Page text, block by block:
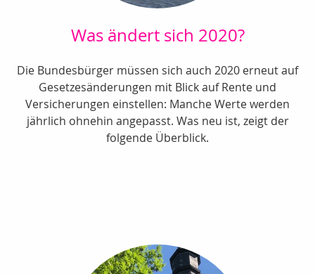
Was ändert sich 2020?
Die Bundesbürger müssen sich auch 2020 erneut auf
Gesetzesänderungen mit Blick auf Rente und
Versicherungen einstellen: Manche Werte werden
jährlich ohnehin angepasst. Was neu ist, zeigt der
folgende Überblick.